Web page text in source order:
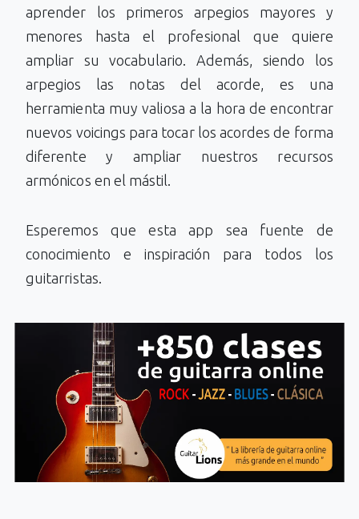
aprender los primeros arpegios mayores y
menores hasta el profesional que quiere
ampliar su vocabulario. Además, siendo los
arpegios las notas del acorde, es una
herramienta muy valiosa a la hora de encontrar
nuevos voicings para tocar los acordes de forma
diferente y ampliar nuestros recursos
armónicos en el mástil.
Esperemos que esta app sea fuente de
conocimiento e inspiración para todos los
guitarristas.